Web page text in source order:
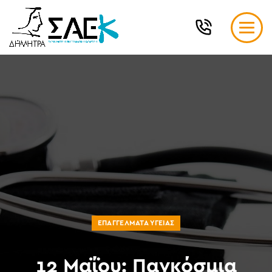
ΕΠΑΓΓΈΛΜΑΤΑ ΥΓΕΊΑΣ
12 Μαΐου: Παγκόσμια